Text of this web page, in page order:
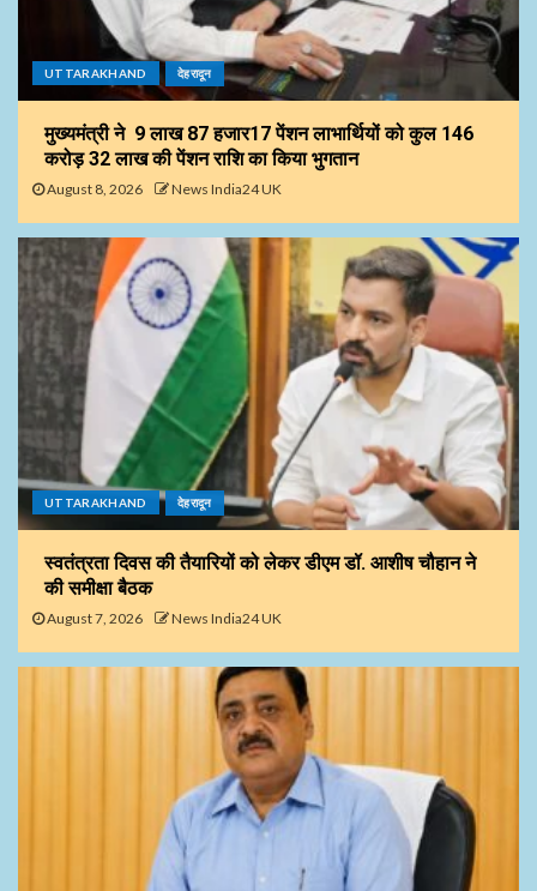
UTTARAKHAND देहरादून
मुख्यमंत्री ने 9 लाख 87 हजार17 पेंशन लाभार्थियों को कुल ₹146
करोड़ 32 लाख की पेंशन राशि का किया भुगतान
August 8, 2026 News India24 UK
UTTARAKHAND देहरादून
स्वतंत्रता दिवस की तैयारियों को लेकर डीएम डॉ. आशीष चौहान ने
की समीक्षा बैठक
August 7, 2026 News India24 UK